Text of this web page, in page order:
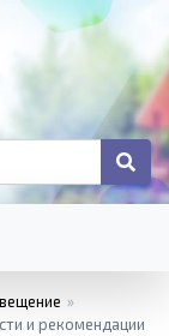
»
и рекомендации